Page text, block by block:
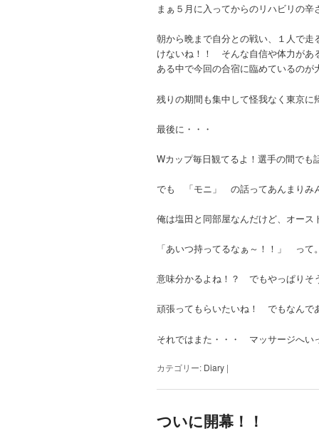
まぁ５月に入ってからのリハビリの辛
朝から晩まで自分との戦い、１人で
けないね！！ そんな自信や体力があ
ある中で今回の合宿に臨めているのが
残りの期間も集中して怪我なく東京に
最後に・・・
Wカップ毎日観てるよ！選手の間でも
でも 「モニ」 の話ってあんまりみ
俺は塩田と同部屋なんだけど、オー
「あいつ持ってるなぁ～！！」 って
意味分かるよね！？ でもやっぱりそ
頑張ってもらいたいね！ でもなんで
それではまた・・・ マッサー
カテゴリー: Diary |
ついに開幕！！